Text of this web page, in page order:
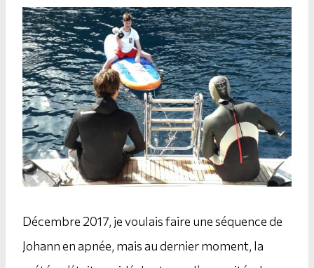
Décembre 2017, je voulais faire une séquence de
Johann en apnée, mais au dernier moment, la